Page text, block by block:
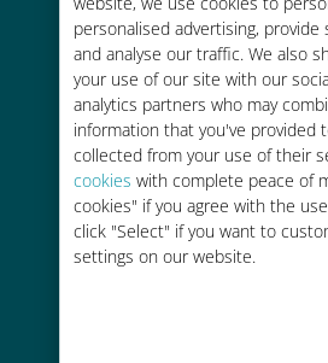
personalised advertising, provide
and analyse our traffic. We also
your use of our site with our
analytics partners who may
information that you've provided
collected from your use of their
cookies with complete peace of
cookies" if you agree with the
click "Select" if you want to
settings on our website.
operatore
Ricarica
Ovunque tramite l'app
senza Wi-Fi o dati